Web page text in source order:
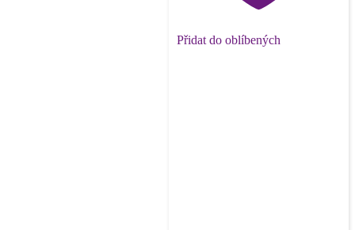
Přidat do oblíbených